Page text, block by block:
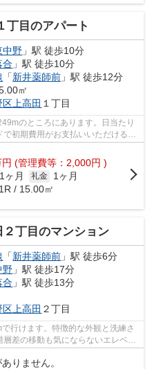
丁目のアパート
中野 」駅 徒歩10分
合 」駅 徒歩10分
「新井薬師前 」駅 徒歩12分
㎡
区上高田 １丁目
のところにあります。日当たり
初期費用がお支払いいただけるの
...
円 (管理費等：2,000円 )
1ヶ月 礼金
1ヶ月
/ 15.00㎡
２丁目のマンション
「新井薬師前 」駅 徒歩6分
野 」駅 徒歩17分
合 」駅 徒歩13分
区上高田 ２丁目
行けます。特徴的な外観と洗練さ
差の移動も気にならないエレベー
...
りません。